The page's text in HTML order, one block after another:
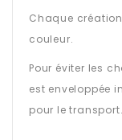
Chaque
couleur.
Pour éviter les
est enveloppée
pour le transport.